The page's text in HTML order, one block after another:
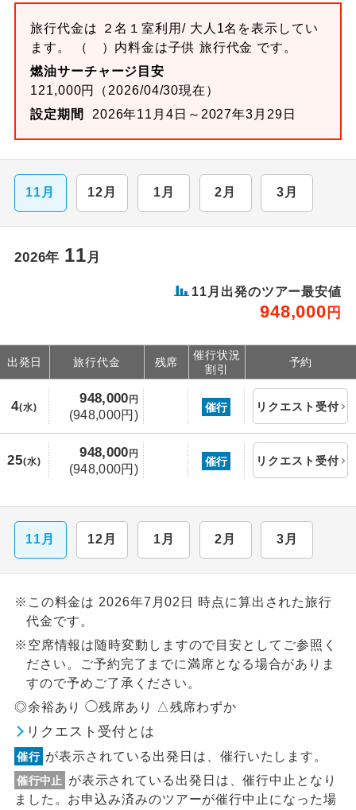
旅行代金は ２名１室利用/ 大人1名を表示してい
ます。 （ ）内料金は子供 旅行代金 です。
燃油サーチャージ目安
121,000円（2026/04/30現在）
設定期間
2026年11月4日～2027年3月29日
11月 12月 1月 2月 3月
2026年 11月
11月出発のツアー最安値
948,000 円
出発日 旅行代金 残席
催行状況
割引
予約
4(水)
948,000円
(948,000円)
催行 リクエスト受付
25(水)
948,000円
(948,000円)
催行 リクエスト受付
11月 12月 1月 2月 3月
※この料金は 2026年7月02日 時点に算出された旅行
代金です。
※空席情報は随時変動しますので目安としてご参照く
ださい。ご予約完了までに満席となる場合がありま
すので予めご了承ください。
◎余裕あり ◯残席あり △残席わずか
リクエスト受付とは
催行 が表示されている出発日は、催行いたします。
催行中止
が表示されている出発日は、催行中止となり
ました。お申込み済みのツアーが催行中止になった場